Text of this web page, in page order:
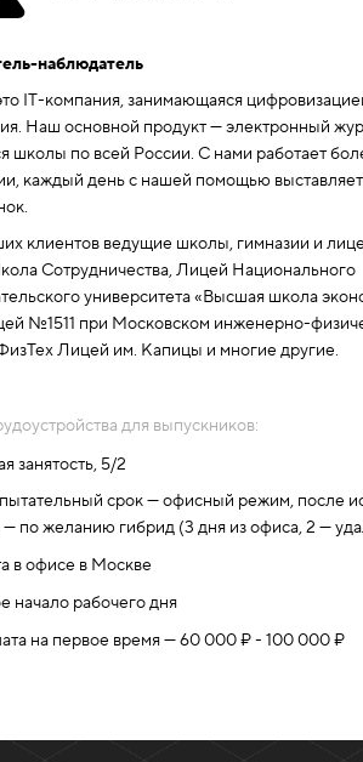
наблюдатель
IT-компания, занимающаяся
Наш основной продукт — электронный
школы по всей России. C нами работает
каждый день с нашей помощью
клиентов ведущие школы, гимназии и
Сотрудничества, Лицей Национального
университета «Высшая школа
№1511 при Московском инженерно-
Лицей им. Капицы и многие другие.
для выпускников:
занятость, 5/2
срок — офисный режим, после
— по желанию гибрид (3 дня из офиса, 2 —
в офисе в Москве
начало рабочего дня
на первое время — 60 000 ₽ - 100 000 ₽